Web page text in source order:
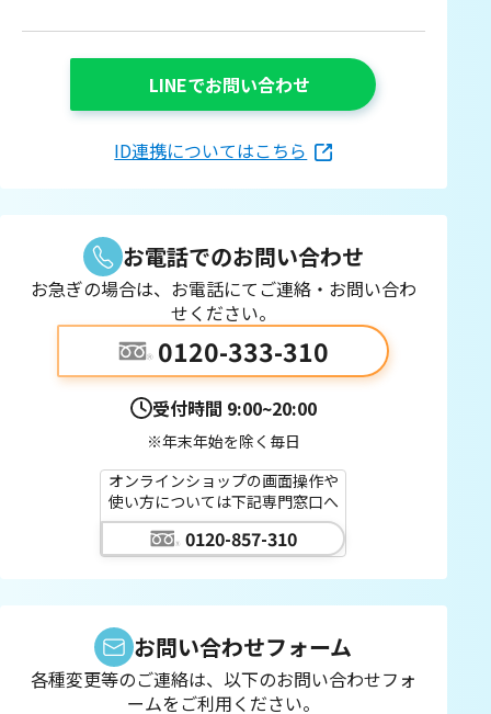
LINEでお問い合わせ
ID連携についてはこちら
お電話でのお問い合わせ
お急ぎの場合は、お電話にてご連絡・お問い合わ
せください。
0120-333-310
受付時間 9:00~20:00
※年末年始を除く毎日
オンラインショップの画面操作や
使い方については下記専門窓口へ
0120-857-310
お問い合わせフォーム
各種変更等のご連絡は、以下のお問い合わせフォ
ームをご利用ください。